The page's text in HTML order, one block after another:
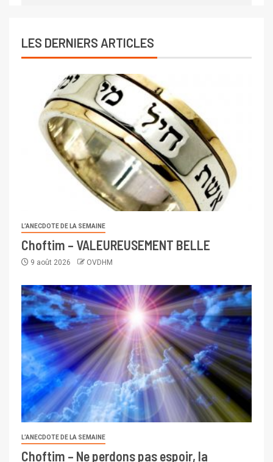
LES DERNIERS ARTICLES
L’ANECDOTE DE LA SEMAINE
Choftim – VALEUREUSEMENT BELLE
9 août 2026 OVDHM
L’ANECDOTE DE LA SEMAINE
Choftim – Ne perdons pas espoir, la